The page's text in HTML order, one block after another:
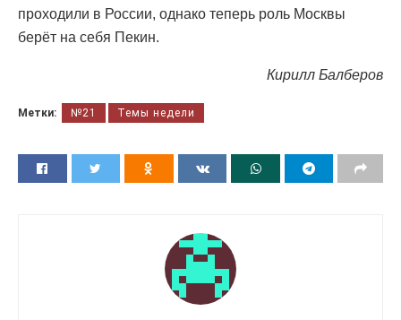
проходили в России, однако теперь роль Москвы
берёт на себя Пекин.
Кирилл Балберов
Метки: №21 Темы недели